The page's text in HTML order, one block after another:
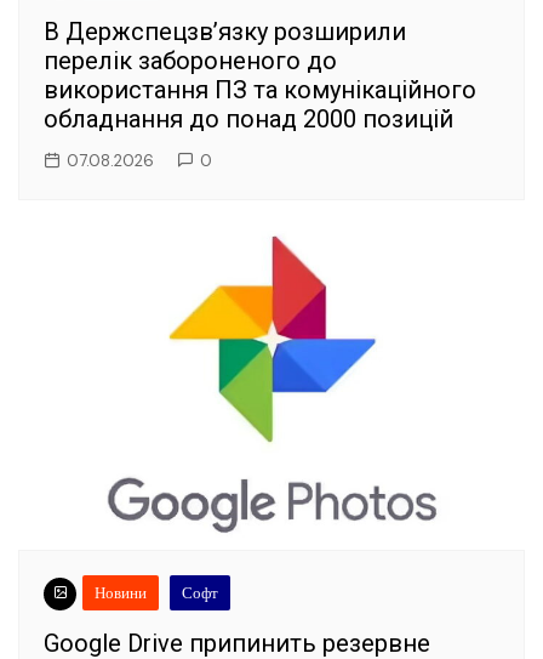
В Держспецзв’язку розширили
перелік забороненого до
використання ПЗ та комунікаційного
обладнання до понад 2000 позицій
07.08.2026 0
Новини Софт
Google Drive припинить резервне